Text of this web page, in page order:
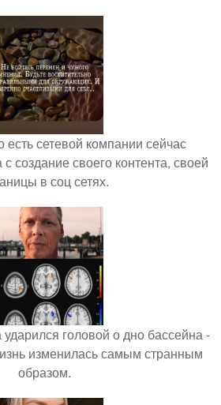
есть сетевой компании сейчас
создание своего контента, своей
в соц сетях.
головой о дно бассейна -
изменилась самым странным
образом.